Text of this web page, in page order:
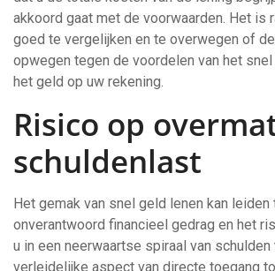
akkoord gaat met de voorwaarden. Het is
goed te vergelijken en te overwegen of
opwegen tegen de voordelen van het snel
het geld op uw rekening.
Risico op
schuldenlast
Het gemak van snel geld lenen kan leiden
onverantwoord financieel gedrag en het
u in een neerwaartse spiraal van
verleidelijke aspect van directe toegang